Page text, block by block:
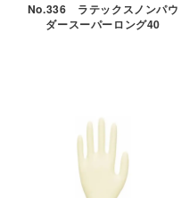
No.336 ラテックスノンパウ
ダースーパーロング40